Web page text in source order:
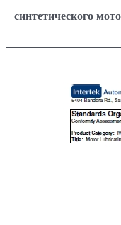
синтетического